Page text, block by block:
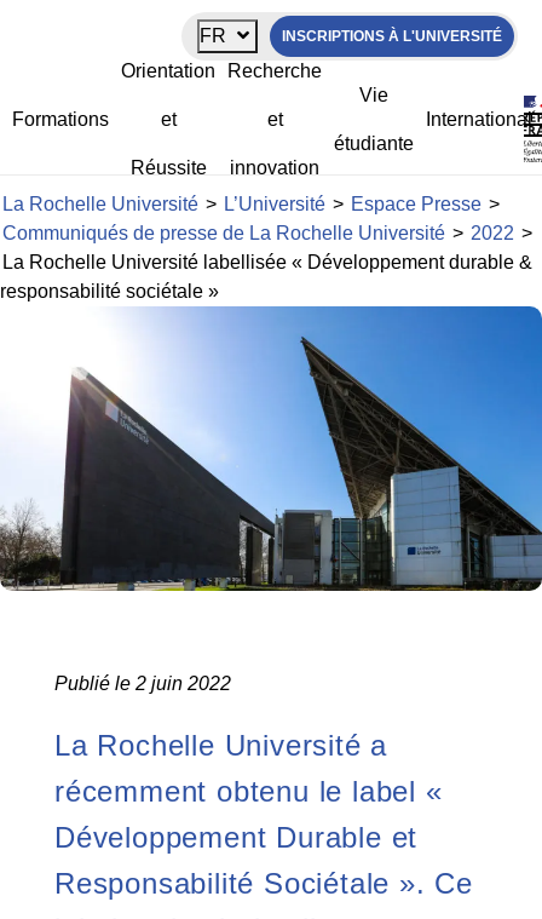
FR INSCRIPTIONS À L'UNIVERSITÉ
Formations
Orientation
et
Réussite
Recherche
et
innovation
Vie
étudiante
International
La Rochelle Université labellisée
« Développement durable &
responsabilité sociétale »
La Rochelle Université > L’Université > Espace Presse >
Communiqués de presse de La Rochelle Université > 2022 >
La Rochelle Université labellisée « Développement durable &
responsabilité sociétale »
Publié le 2 juin 2022
La Rochelle Université a
récemment obtenu le label «
Développement Durable et
Responsabilité Sociétale ». Ce
Panneau de gestion des cookies